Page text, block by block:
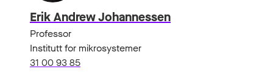
Erik Andrew Johannessen
Professor
Institutt for mikrosystemer
31 00 93 85